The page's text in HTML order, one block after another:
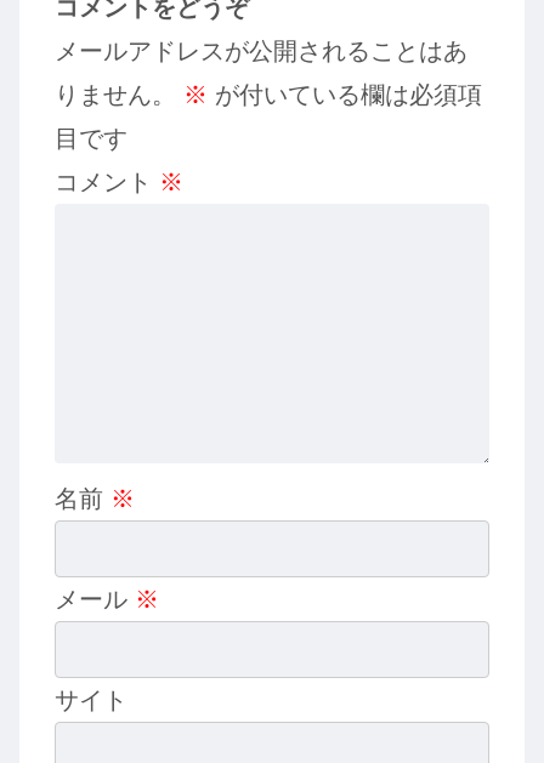
コメントをどうぞ
メールアドレスが公開されることはあ
りません。
※ が付いている欄は必須項
目です
コメント ※
名前 ※
メール ※
サイト